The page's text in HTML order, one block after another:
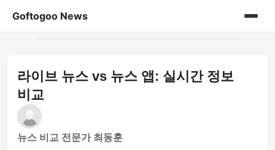
Goftogoo News
게시판
라이브 뉴스 vs 뉴스 앱: 실시간 정보
비교
뉴스 비교 전문가 최동훈